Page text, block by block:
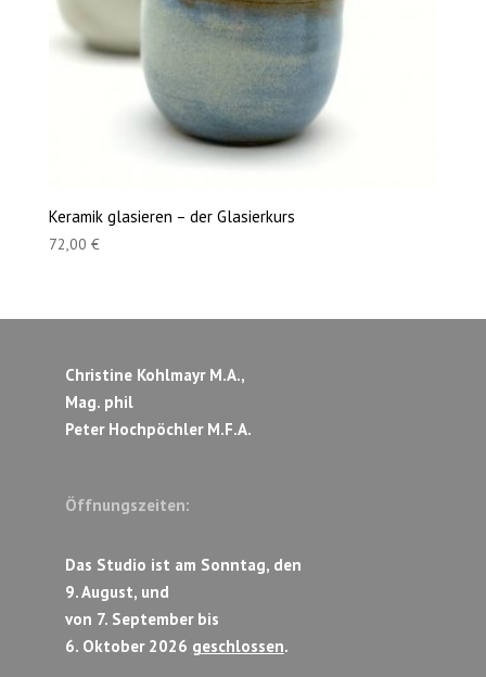
Keramik glasieren – der Glasierkurs
72,00 €
Christine Kohlmayr M.A.,
Mag. phil
Peter Hochpöchler M.F.A.
Öffnungszeiten:
Das Studio ist am Sonntag, den
9. August, und
von 7. September bis
6. Oktober 2026 geschlossen.